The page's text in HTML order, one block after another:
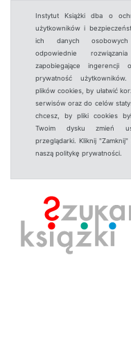
Instytut Książki dba o
użytkowników i
ich danych
odpowiednie
zapobiegające ingerencji
prywatność
plików cookies, by ułatwić
serwisów oraz do celów
chcesz, by pliki cookies
Twoim dysku zmień
przeglądarki. Kliknij
naszą politykę prywatności.